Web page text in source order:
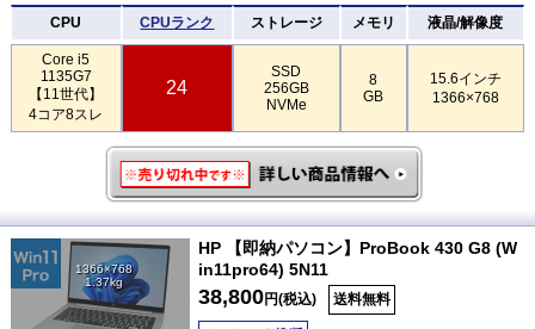
CPU CPUランク ストレージ メモリ 液晶/解像度
Core i5
1135G7
【11世代】
4コア8スレ
24
SSD
256GB
NVMe
8
GB
15.6インチ
1366×768
1366×768
1.37kg
HP 【即納パソコン】ProBook 430 G8 (W
in11pro64) 5N11
38,800円(税込) 送料無料